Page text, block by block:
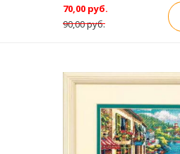
90,00 руб.
70,00 руб.